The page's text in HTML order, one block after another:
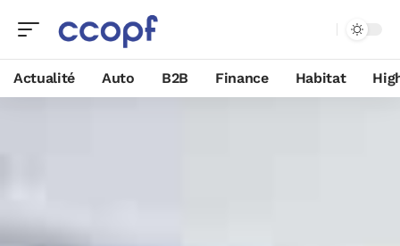
Actualité Auto B2B Finance Habitat